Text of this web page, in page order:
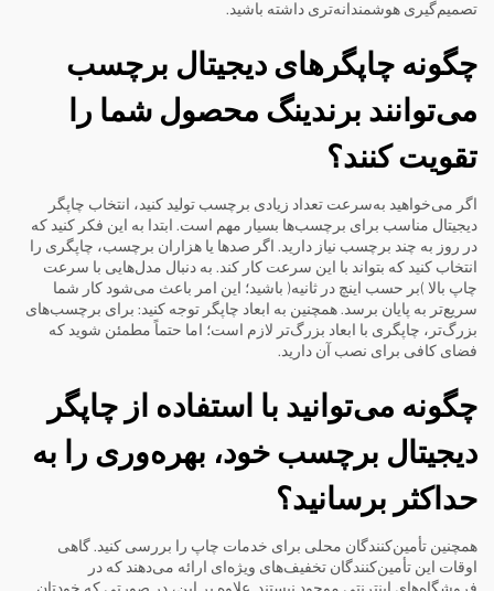
تصمیم‌گیری هوشمندانه‌تری داشته باشید.
چگونه چاپگرهای دیجیتال برچسب
می‌توانند برندینگ محصول شما را
تقویت کنند؟
اگر می‌خواهید به‌سرعت تعداد زیادی برچسب تولید کنید، انتخاب چاپگر
دیجیتال مناسب برای برچسب‌ها بسیار مهم است. ابتدا به این فکر کنید که
در روز به چند برچسب نیاز دارید. اگر صدها یا هزاران برچسب، چاپگری را
انتخاب کنید که بتواند با این سرعت کار کند. به دنبال مدل‌هایی با سرعت
چاپ بالا (بر حسب اینچ در ثانیه) باشید؛ این امر باعث می‌شود کار شما
سریع‌تر به پایان برسد. همچنین به ابعاد چاپگر توجه کنید: برای برچسب‌های
بزرگ‌تر، چاپگری با ابعاد بزرگ‌تر لازم است؛ اما حتماً مطمئن شوید که
فضای کافی برای نصب آن دارید.
چگونه می‌توانید با استفاده از چاپگر
دیجیتال برچسب خود، بهره‌وری را به
حداکثر برسانید؟
همچنین تأمین‌کنندگان محلی برای خدمات چاپ را بررسی کنید. گاهی
اوقات این تأمین‌کنندگان تخفیف‌های ویژه‌ای ارائه می‌دهند که در
فروشگاه‌های اینترنتی موجود نیستند. علاوه بر این، در صورتی که خودتان